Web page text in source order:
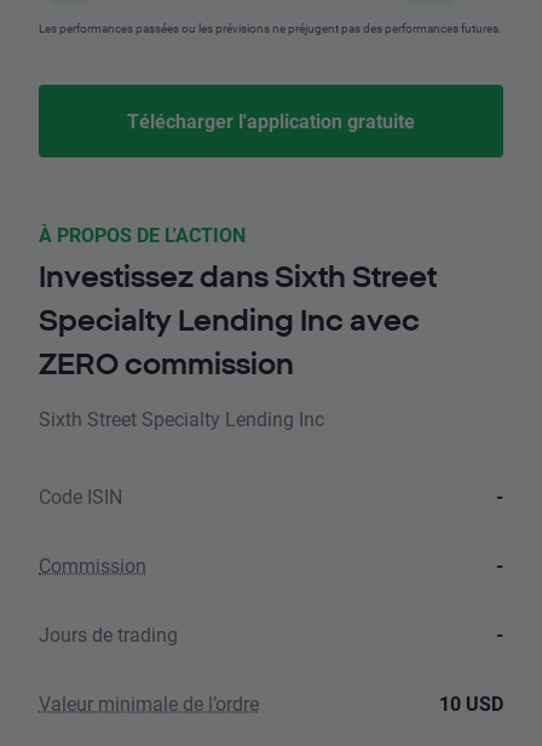
Les performances passées ou les prévisions ne préjugent pas des performances futures.
Télécharger l'application gratuite
À PROPOS DE L'ACTION
Investissez dans Sixth Street
Specialty Lending Inc avec
ZERO commission
Sixth Street Specialty Lending Inc
Code ISIN -
Commission -
Jours de trading -
Valeur minimale de l’ordre 10 USD